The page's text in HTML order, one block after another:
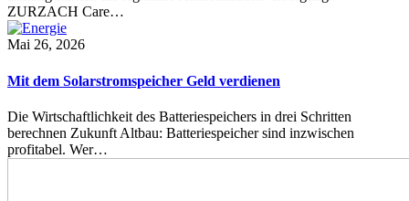
ZURZACH Care…
Mai 26, 2026
Mit dem Solarstromspeicher Geld verdienen
Die Wirtschaftlichkeit des Batteriespeichers in drei Schritten
berechnen Zukunft Altbau: Batteriespeicher sind inzwischen
profitabel. Wer…